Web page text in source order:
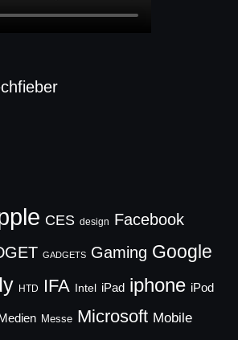
CES design Facebook
GADGETS Gaming Google
HTD IFA Intel iPad iphone iPod
Medien Messe Microsoft Mobile